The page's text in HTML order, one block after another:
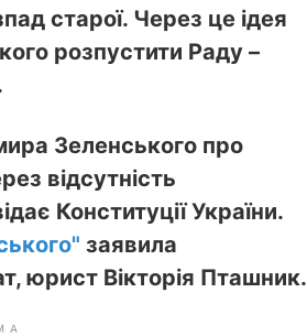
старої. Через це ідея
розпустити Раду –
Зеленського про
відсутність
Конституції України.
заявила
юрист Вікторія Пташник.